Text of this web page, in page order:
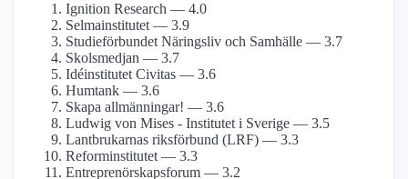
Ignition Research — 4.0
Selmainstitutet — 3.9
Studie­förbundet Näringsliv och Samhälle — 3.7
Skolsmedjan — 3.7
Idéinstitutet Civitas — 3.6
Humtank — 3.6
Skapa allmänningar! — 3.6
Ludwig von Mises - Institutet i Sverige — 3.5
Lantbrukarnas riksförbund (LRF) — 3.3
Reform­institutet — 3.3
Entreprenörskaps­forum — 3.2